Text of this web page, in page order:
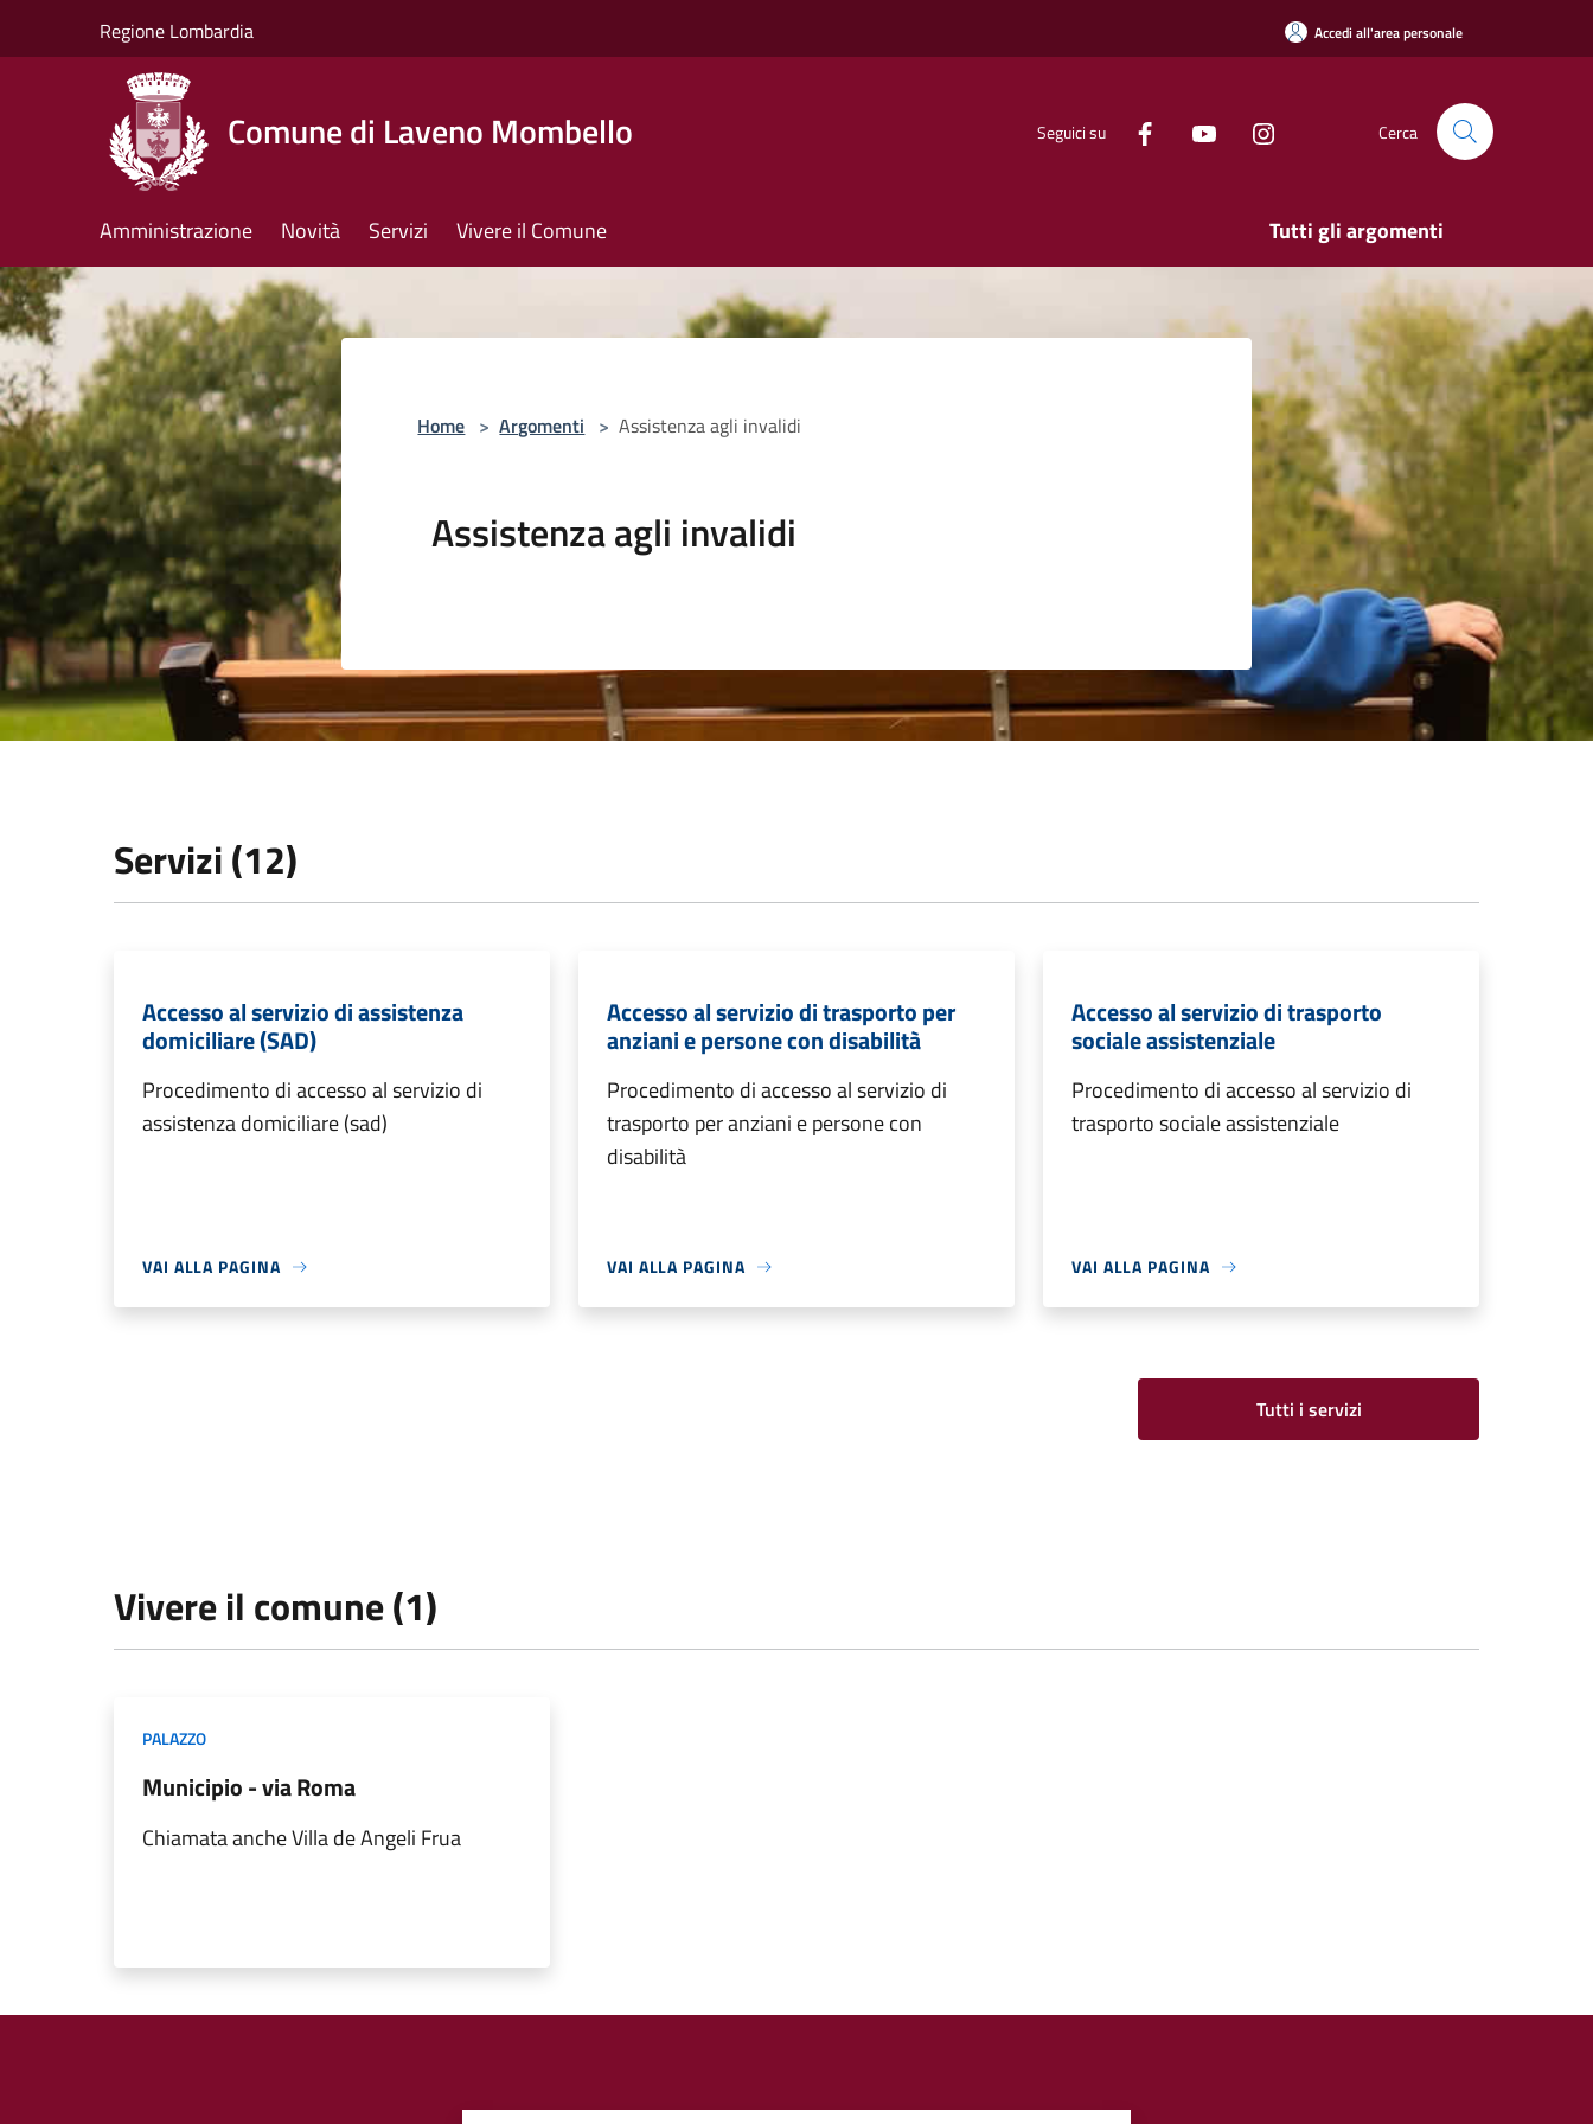
Regione Lombardia Accedi all'area personale
Comune di Laveno Mombello Seguici su Cerca
Amministrazione Novità Servizi Vivere il Comune Tutti gli argomenti
Home > Argomenti > Assistenza agli invalidi
Assistenza agli invalidi
Servizi (12)
Accesso al servizio di assistenza
domiciliare (SAD)
Procedimento di accesso al servizio di
assistenza domiciliare (sad)
VAI ALLA PAGINA
Accesso al servizio di trasporto per
anziani e persone con disabilità
Procedimento di accesso al servizio di
trasporto per anziani e persone con
disabilità
VAI ALLA PAGINA
Accesso al servizio di trasporto
sociale assistenziale
Procedimento di accesso al servizio di
trasporto sociale assistenziale
VAI ALLA PAGINA
Tutti i servizi
Vivere il comune (1)
PALAZZO
Municipio - via Roma
Chiamata anche Villa de Angeli Frua